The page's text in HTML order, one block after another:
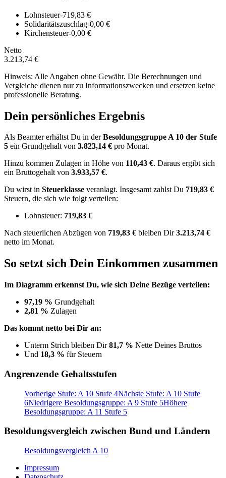
Lohnsteuer-719,83 €
Solidaritätszuschlag-0,00 €
Kirchensteuer-0,00 €
Netto
3.213,74 €
Hinweis: Alle Angaben ohne Gewähr. Die Berechnungen und
Vergleiche dienen nur zu Informationszwecken und ersetzen keine
professionelle Beratung.
Dein persönliches Ergebnis
Als Beamter erhältst Du in derBesoldungsgruppeA 10 der Stufe
5 ein Grundgehalt von 3.823,14 € pro Monat.
Hinzu kommen Zulagen in Höhe von 110,43 €. Daraus ergibt sich
ein Bruttogehalt von 3.933,57 €.
Du wirst in Steuerklasse veranlagt. Insgesamt zahlst Du 719,83 €
Steuern, die sich wie folgt verteilen:
Lohnsteuer: 719,83 €
Nach steuerlichen Abzügen von 719,83 € bleiben Dir3.213,74 €
netto im Monat.
So setzt sich Dein Einkommen zusammen
Im Diagramm erkennst Du, wie sich Deine Bezüge verteilen:
97,19 % Grundgehalt
2,81 % Zulagen
Das kommt netto bei Dir an:
Unterm Strich bleiben Dir81,7 % Nette Deines Bruttos
Und 18,3 % für Steuern
Angrenzende Gehaltsstufen
Vorherige Stufe: A 10 Stufe 4Nächste Stufe: A 10 Stufe
6Niedrigere Besoldungsgruppe: A 9 Stufe 5Höhere
Besoldungsgruppe: A 11 Stufe 5
Besoldungsvergleich zwischen Bund und Ländern
Besoldungsvergleich A 10
Impressum